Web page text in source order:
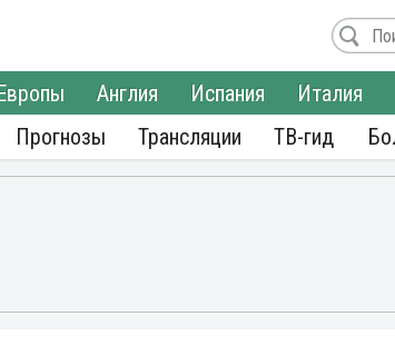
Англия Испания Италия
Прогнозы Трансляции ТВ-гид